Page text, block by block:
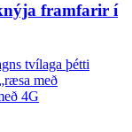
framfarir í